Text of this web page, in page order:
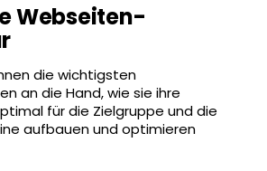
Webseiten-
die wichtigsten
an die Hand, wie sie ihre
für die Zielgruppe und die
aufbauen und optimieren